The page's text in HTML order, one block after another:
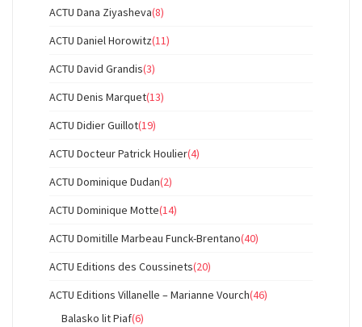
ACTU Dana Ziyasheva(8)
ACTU Daniel Horowitz(11)
ACTU David Grandis(3)
ACTU Denis Marquet(13)
ACTU Didier Guillot(19)
ACTU Docteur Patrick Houlier(4)
ACTU Dominique Dudan(2)
ACTU Dominique Motte(14)
ACTU Domitille Marbeau Funck-Brentano(40)
ACTU Editions des Coussinets(20)
ACTU Editions Villanelle – Marianne Vourch(46)
Balasko lit Piaf(6)